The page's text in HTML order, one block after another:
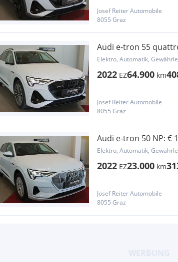
Josef Reiter Automobile
8055 Graz
Audi e-tron 55
up/KAMERA/...
Elektro, Automatik,
2022 EZ64.900 km
Josef Reiter Automobile
8055 Graz
Audi e-tron 50 NP: €
UP/36...
Elektro, Automatik,
2022 EZ23.000 km
Josef Reiter Automobile
8055 Graz